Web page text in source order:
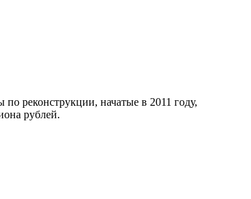
реконструкции, начатые в 2011 году,
рублей.